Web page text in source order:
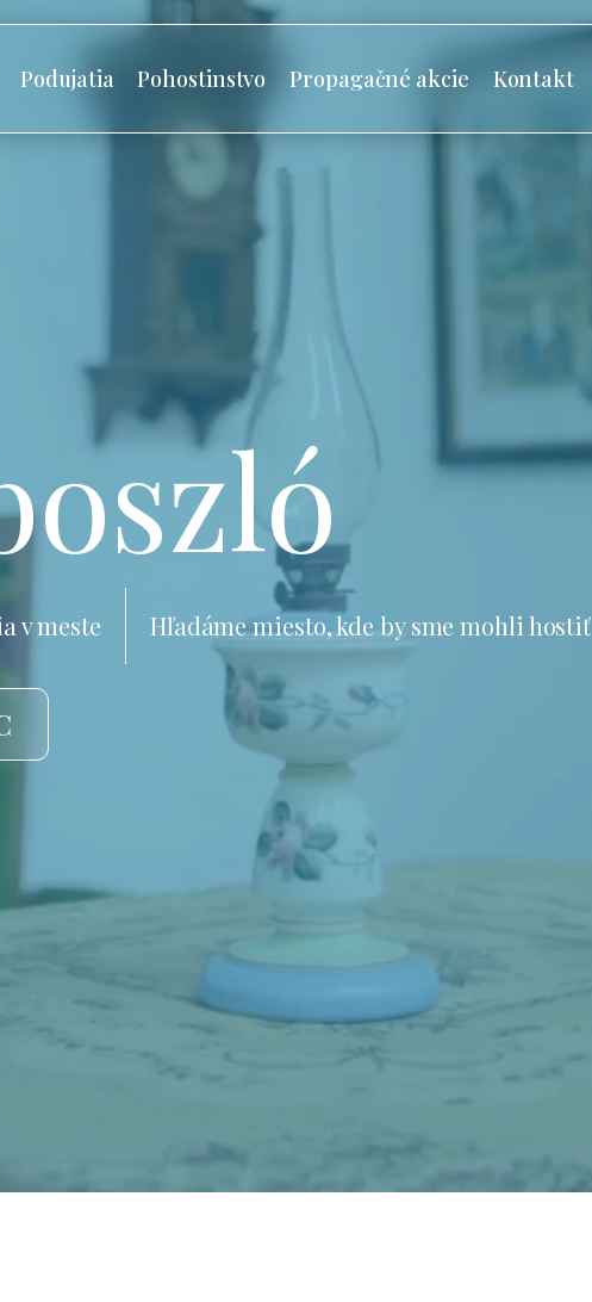
Podujatia Pohostinstvo Propagačné akcie Kontakt
v meste Hľadáme miesto, kde by sme mohli hostiť